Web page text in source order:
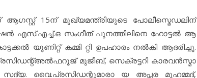
15ന് മുഖ്യമന്ത്രിയുടെ പോലീസ്മെഡലിന്
എസ്.എച്ച്.ഒ സംഗീത് പുനത്തിലിനെ ഹോട്ടൽ ആ
യൂണിറ്റ് കമ്മി റ്റി ഉപഹാരം നൽകി ആദരിച്ചു.
മുജീബ്, സെക്രട്ടറി കാരവൻസ്മാ
വൈ.പ്രസിഡന്റുമാരാ യ അപ്സര മുഹമ്മദ്,